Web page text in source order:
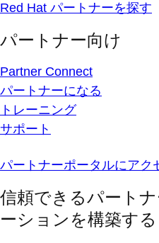
Red Hat パートナーを探す
パートナー向け
Partner Connect
パートナーになる
トレーニング
サポート
パートナーポータルにアク
信頼できるパート
ーションを構築する